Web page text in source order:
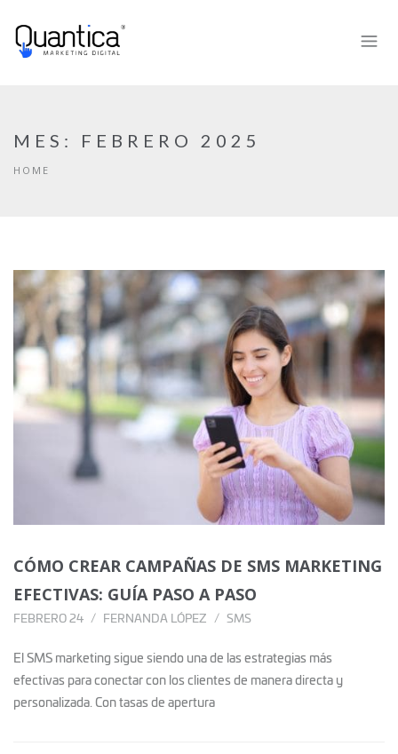
MES: FEBRERO 2025
HOME
CÓMO CREAR CAMPAÑAS DE SMS MARKETING
EFECTIVAS: GUÍA PASO A PASO
FEBRERO 24 FERNANDA LÓPEZ SMS
El SMS marketing sigue siendo una de las estrategias más
efectivas para conectar con los clientes de manera directa y
personalizada. Con tasas de apertura